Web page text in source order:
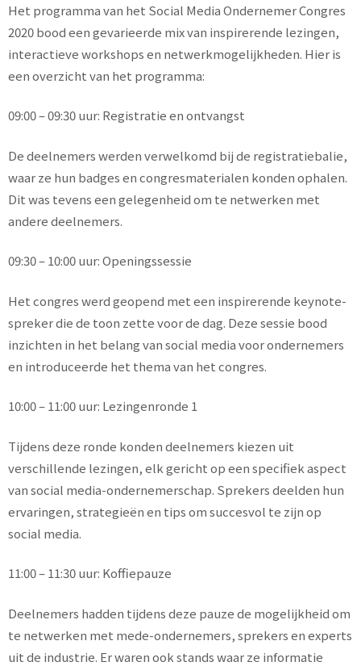
Het programma van het Social Media Ondernemer Congres
2020 bood een gevarieerde mix van inspirerende lezingen,
interactieve workshops en netwerkmogelijkheden. Hier is
een overzicht van het programma:
09:00 – 09:30 uur: Registratie en ontvangst
De deelnemers werden verwelkomd bij de registratiebalie,
waar ze hun badges en congresmaterialen konden ophalen.
Dit was tevens een gelegenheid om te netwerken met
andere deelnemers.
09:30 – 10:00 uur: Openingssessie
Het congres werd geopend met een inspirerende keynote-
spreker die de toon zette voor de dag. Deze sessie bood
inzichten in het belang van social media voor ondernemers
en introduceerde het thema van het congres.
10:00 – 11:00 uur: Lezingenronde 1
Tijdens deze ronde konden deelnemers kiezen uit
verschillende lezingen, elk gericht op een specifiek aspect
van social media-ondernemerschap. Sprekers deelden hun
ervaringen, strategieën en tips om succesvol te zijn op
social media.
11:00 – 11:30 uur: Koffiepauze
Deelnemers hadden tijdens deze pauze de mogelijkheid om
te netwerken met mede-ondernemers, sprekers en experts
uit de industrie. Er waren ook stands waar ze informatie